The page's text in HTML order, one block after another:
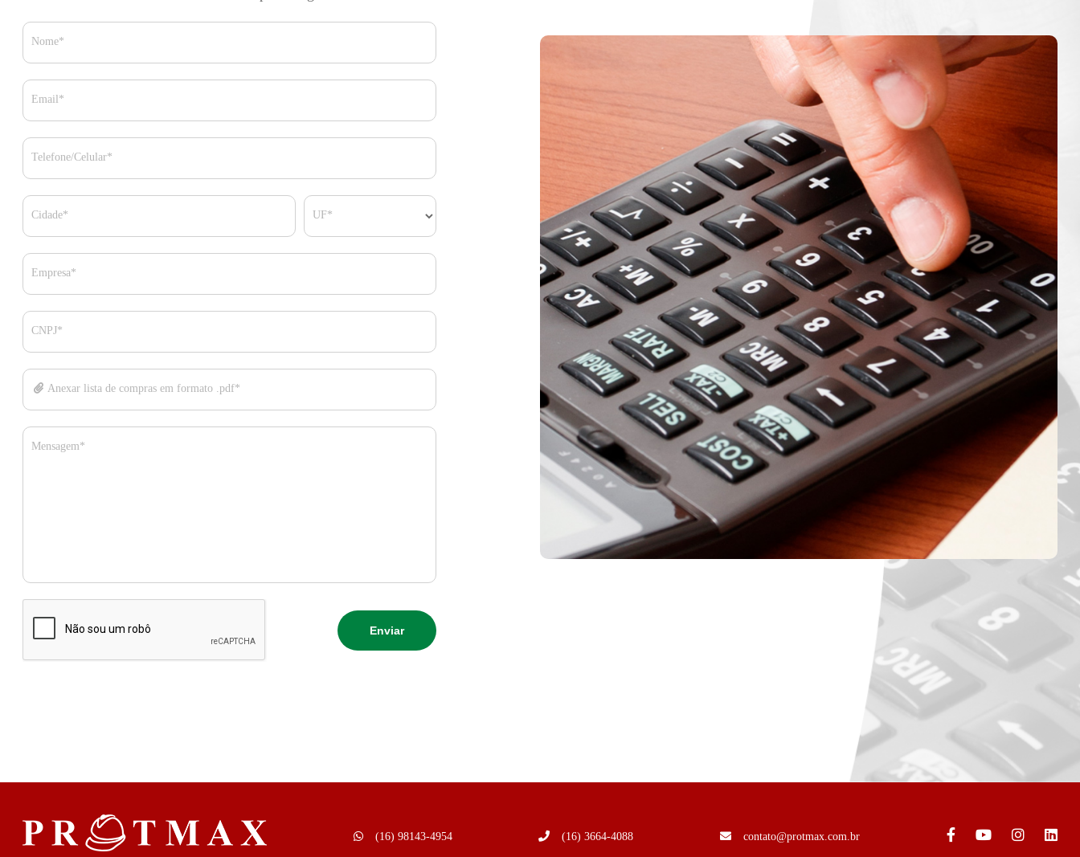
Nome*
Email*
Telefone/Celular*
Cidade* UF*
Empresa*
CNPJ*
Anexar lista de compras em formato .pdf*
Mensagem*
(16) 98143-4954 (16) 3664-4088 contato@protmax.com.br